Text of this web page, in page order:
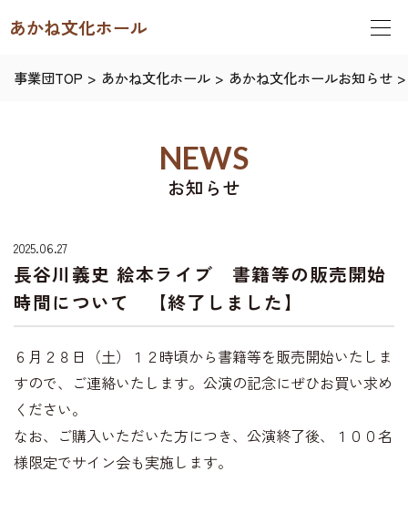
あかね文化ホール
事業団TOP > あかね文化ホール > あかね文化ホールお知らせ >
NEWS
お知らせ
2025.06.27
長谷川義史 絵本ライブ 書籍等の販売開始
時間について 【終了しました】
６月２８日（土）１２時頃から書籍等を販売開始いたしま
すので、ご連絡いたします。公演の記念にぜひお買い求め
ください。
なお、ご購入いただいた方につき、公演終了後、１００名
様限定でサイン会も実施します。